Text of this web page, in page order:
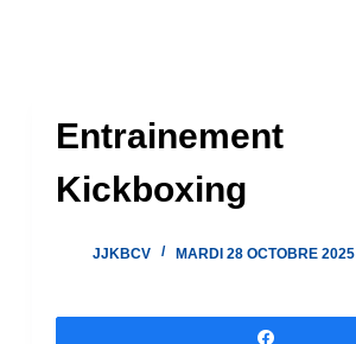
Entrainement
Kickboxing
JJKBCV MARDI 28 OCTOBRE 2025